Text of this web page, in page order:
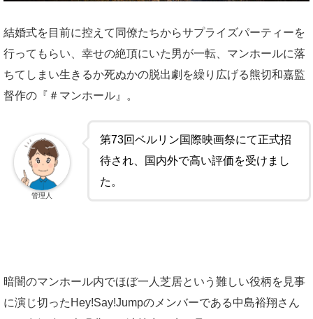
結婚式を目前に控えて同僚たちからサプライズパーティーを
行ってもらい、幸せの絶頂にいた男が一転、マンホールに落
ちてしまい生きるか死ぬかの脱出劇を繰り広げる熊切和嘉監
督作の『＃マンホール』。
第73回ベルリン国際映画祭にて正式招
待され、国内外で高い評価を受けまし
た。
管理人
暗闇のマンホール内でほぼ一人芝居という難しい役柄を見事
に演じ切ったHey!Say!Jumpのメンバーである中島裕翔さん